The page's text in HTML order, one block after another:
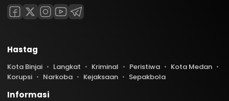
Hastag
Kota Binjai Langkat Kriminal Peristiwa
Kota Medan
Korupsi
Narkoba Kejaksaan Sepakbola
Informasi